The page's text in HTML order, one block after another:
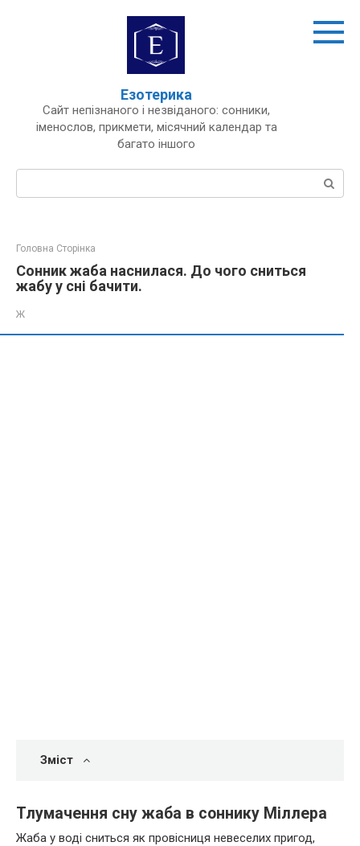
Езотерика
Сайт непізнаного і незвіданого: сонники,
іменослов, прикмети, місячний календар та
багато іншого
Пошук:
Головна Сторінка
Сонник жаба наснилася. До чого сниться
жабу у сні бачити.
Ж
Зміст
Тлумачення сну жаба в соннику Міллера
Жаба у воді сниться як провісниця невеселих пригод,